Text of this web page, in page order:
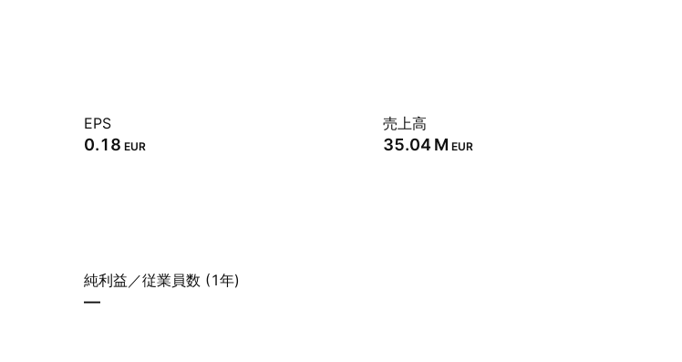
EPS
0.18 EUR
売上高
‪35.04 M‬ EUR
純利益／従業員数 (1年)
—